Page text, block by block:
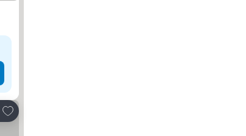
Přidat na seznam oblíbených hotelů